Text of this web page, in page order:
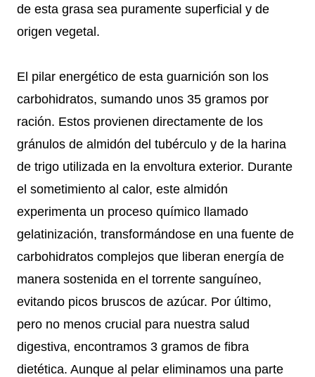
de esta grasa sea puramente superficial y de
origen vegetal.
El pilar energético de esta guarnición son los
carbohidratos, sumando unos 35 gramos por
ración. Estos provienen directamente de los
gránulos de almidón del tubérculo y de la harina
de trigo utilizada en la envoltura exterior. Durante
el sometimiento al calor, este almidón
experimenta un proceso químico llamado
gelatinización, transformándose en una fuente de
carbohidratos complejos que liberan energía de
manera sostenida en el torrente sanguíneo,
evitando picos bruscos de azúcar. Por último,
pero no menos crucial para nuestra salud
digestiva, encontramos 3 gramos de fibra
dietética. Aunque al pelar eliminamos una parte